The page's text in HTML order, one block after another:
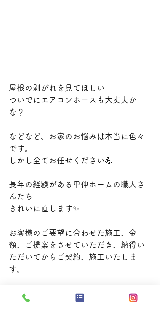
屋根の剥がれを見てほしい
ついでにエアコンホースも大丈夫か
な？
などなど、お家のお悩みは本当に色々
です。
しかし全てお任せください💪
長年の経験がある甲伸ホームの職人さ
んたち
きれいに直します✨
お客様のご要望に合わせた施工、金
額、ご提案をさせていただき、納得い
ただいてからご契約、施工いたしま
す。
お客様からも
こんな金額でできるの😳❗️